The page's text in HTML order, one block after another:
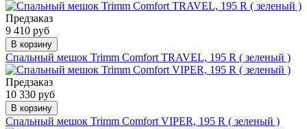
Предзаказ
9 410 руб
В корзину
Спальный мешок Trimm Comfort TRAVEL, 195 R ( зеленый )
Предзаказ
10 330 руб
В корзину
Спальный мешок Trimm Comfort VIPER, 195 R ( зеленый )